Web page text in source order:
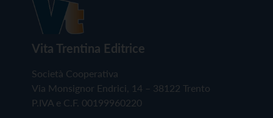
Vita Trentina Editrice
Società Cooperativa
Via Monsignor Endrici, 14 – 38122 Trento
P.IVA e C.F. 00199960220